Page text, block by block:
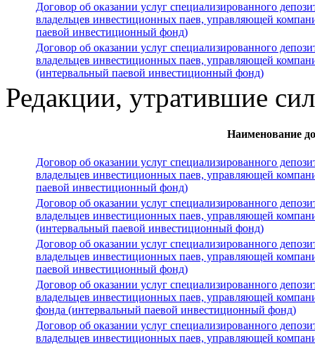
Договор об оказании услуг специализированного
владельцев инвестиционных паев, управляющей
паевой инвестиционный фонд)
Договор об оказании услуг специализированного
владельцев инвестиционных паев, управляющей
(интервальный паевой инвестиционный фонд)
Редакции, утратившие
Наименование
Договор об оказании услуг специализированного
владельцев инвестиционных паев, управляющей
паевой инвестиционный фонд)
Договор об оказании услуг специализированного
владельцев инвестиционных паев, управляющей
(интервальный паевой инвестиционный фонд)
Договор об оказании услуг специализированного
владельцев инвестиционных паев, управляющей
паевой инвестиционный фонд)
Договор об оказании услуг специализированного
владельцев инвестиционных паев, управляющей
фонда (интервальный паевой инвестиционный фонд)
Договор об оказании услуг специализированного
владельцев инвестиционных паев, управляющей